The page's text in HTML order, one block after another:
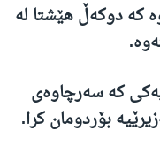
کە دوکەڵ هێشتا لە
کە سەرچاوەی
بۆردومان کرا.